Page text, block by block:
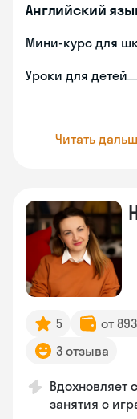
Английский
Мини-курс для
Уроки для детей
Читать
5 от
3 отзыва
Вдохновляет
занятия с